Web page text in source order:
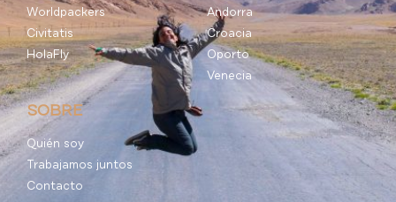
Worldpackers
Civitatis
HolaFly
Andorra
Croacia
Oporto
Venecia
SOBRE
Quién soy
Trabajamos juntos
Contacto